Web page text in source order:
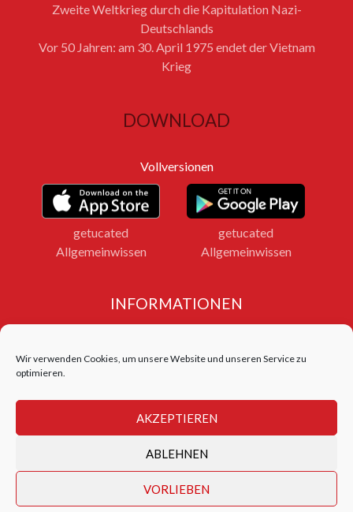
Wir verwenden Cookies, um unsere Website und unseren Service zu
optimieren.
AKZEPTIEREN
ABLEHNEN
VORLIEBEN
Zweite Weltkrieg durch die Kapitulation Nazi-
Deutschlands
Vor 50 Jahren: am 30. April 1975 endet der Vietnam
Krieg
DOWNLOAD
Vollversionen
getucated
Allgemeinwissen
getucated
Allgemeinwissen
INFORMATIONEN
Impressum
Bildnachweise
Login Test Center